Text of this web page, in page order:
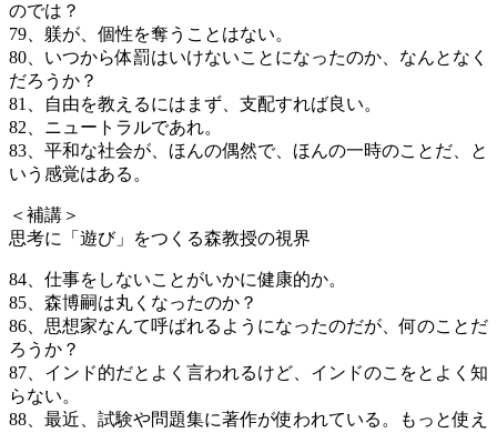
のでは？
79、躾が、個性を奪うことはない。
80、いつから体罰はいけないことになったのか、なんとなく
だろうか？
81、自由を教えるにはまず、支配すれば良い。
82、ニュートラルであれ。
83、平和な社会が、ほんの偶然で、ほんの一時のことだ、と
いう感覚はある。
＜補講＞
思考に「遊び」をつくる森教授の視界
84、仕事をしないことがいかに健康的か。
85、森博嗣は丸くなったのか？
86、思想家なんて呼ばれるようになったのだが、何のことだ
ろうか？
87、インド的だとよく言われるけど、インドのこをとよく知
らない。
88、最近、試験や問題集に著作が使われている。もっと使え